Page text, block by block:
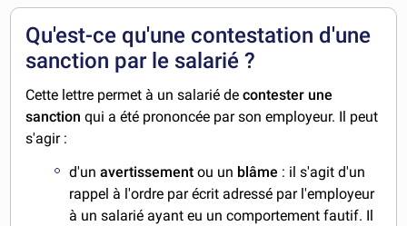
Qu'est-ce qu'une contestation d'une
sanction par le salarié ?
Cette lettre permet à un salarié de contester une
sanction qui a été prononcée par son employeur. Il peut
s'agir :
d'unavertissement ou un blâme : il s'agit d'un
rappel à l'ordre par écrit adressé par l'employeur
à un salarié ayant eu un comportement fautif. Il